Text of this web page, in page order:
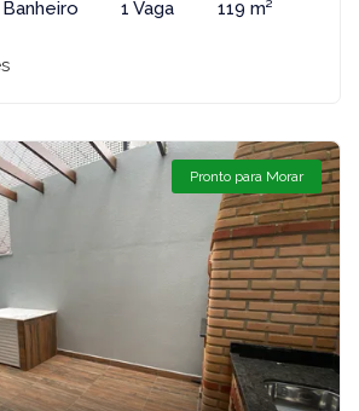
Banheiro 1 Vaga 119 m²
Pronto para Morar